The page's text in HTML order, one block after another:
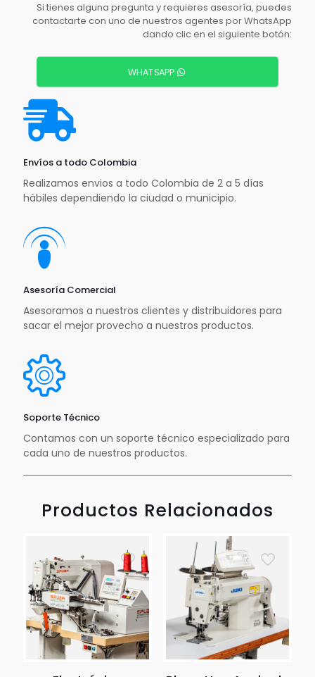
Si tienes alguna pregunta y requieres asesoría, puedes
contactarte con uno de nuestros agentes por WhatsApp
dando clic en el siguiente botón:
WHATSAPP
Envíos a todo Colombia
Realizamos envios a todo Colombia de 2 a 5 días
hábiles dependiendo la ciudad o municipio.
Asesoría Comercial
Asesoramos a nuestros clientes y distribuidores para
sacar el mejor provecho a nuestros productos.
Soporte Técnico
Contamos con un soporte técnico especializado para
cada uno de nuestros productos.
Productos Relacionados